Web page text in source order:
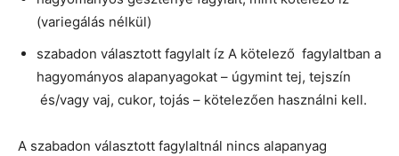
(variegálás nélkül)
szabadon választott fagylalt íz A kötelező fagylaltban a
hagyományos alapanyagokat – úgymint tej, tejszín
és/vagy vaj, cukor, tojás – kötelezően használni kell.
A szabadon választott fagylaltnál nincs alapanyag